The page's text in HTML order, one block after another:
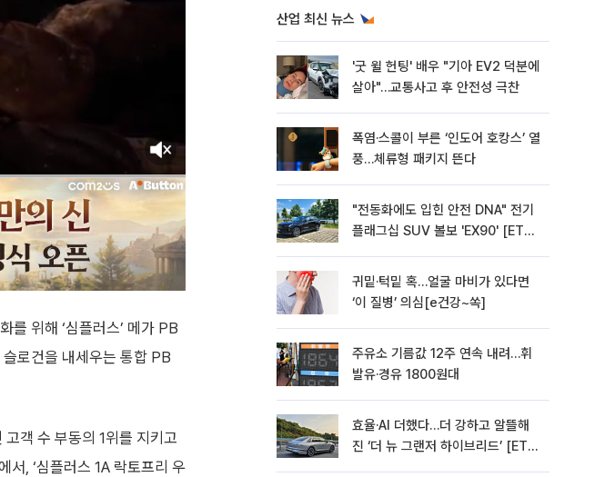
를 위해 ‘심플러스’ 메가 PB
로건을 내세우는 통합 PB
객 수 부동의 1위를 지키고
서, ‘심플러스 1A 락토프리 우
산업 최신 뉴스
'굿 윌 헌팅' 배우 "기아 EV2 덕분에
살아"…교통사고 후 안전성 극찬
폭염·스콜이 부른 ‘인도어 호캉스’ 열
풍…체류형 패키지 뜬다
"전동화에도 입힌 안전 DNA" 전기
플래그십 SUV 볼보 'EX90' [ET의
귀밑·턱밑 혹…얼굴 마비가 있다면
‘이 질병’ 의심[e건강~쏙]
주유소 기름값 12주 연속 내려…휘
발유·경유 1800원대
효율·AI 더했다…더 강하고 알뜰해
진 ‘더 뉴 그랜저 하이브리드’ [ET의